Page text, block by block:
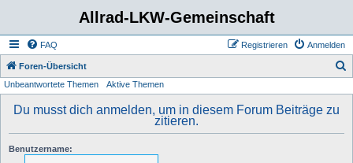
Allrad-LKW-Gemeinschaft
FAQ Anmelden
Registrieren
Foren-Übersicht
Unbeantwortete Themen Aktive Themen
Du musst dich anmelden, um in diesem Forum Beiträge zu
zitieren.
Benutzername: